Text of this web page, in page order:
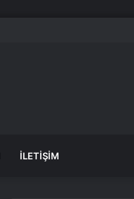
İLETIŞIM